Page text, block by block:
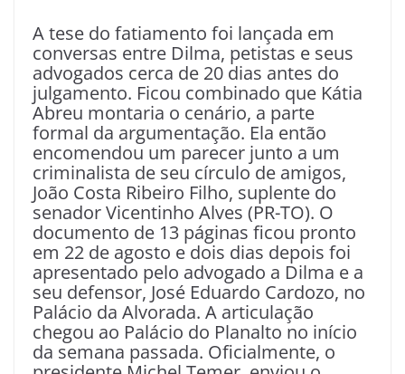
A tese do fatiamento foi lançada em
conversas entre Dilma, petistas e seus
advogados cerca de 20 dias antes do
julgamento. Ficou combinado que Kátia
Abreu montaria o cenário, a parte
formal da argumentação. Ela então
encomendou um parecer junto a um
criminalista de seu círculo de amigos,
João Costa Ribeiro Filho, suplente do
senador Vicentinho Alves (PR-TO). O
documento de 13 páginas ficou pronto
em 22 de agosto e dois dias depois foi
apresentado pelo advogado a Dilma e a
seu defensor, José Eduardo Cardozo, no
Palácio da Alvorada. A articulação
chegou ao Palácio do Planalto no início
da semana passada. Oficialmente, o